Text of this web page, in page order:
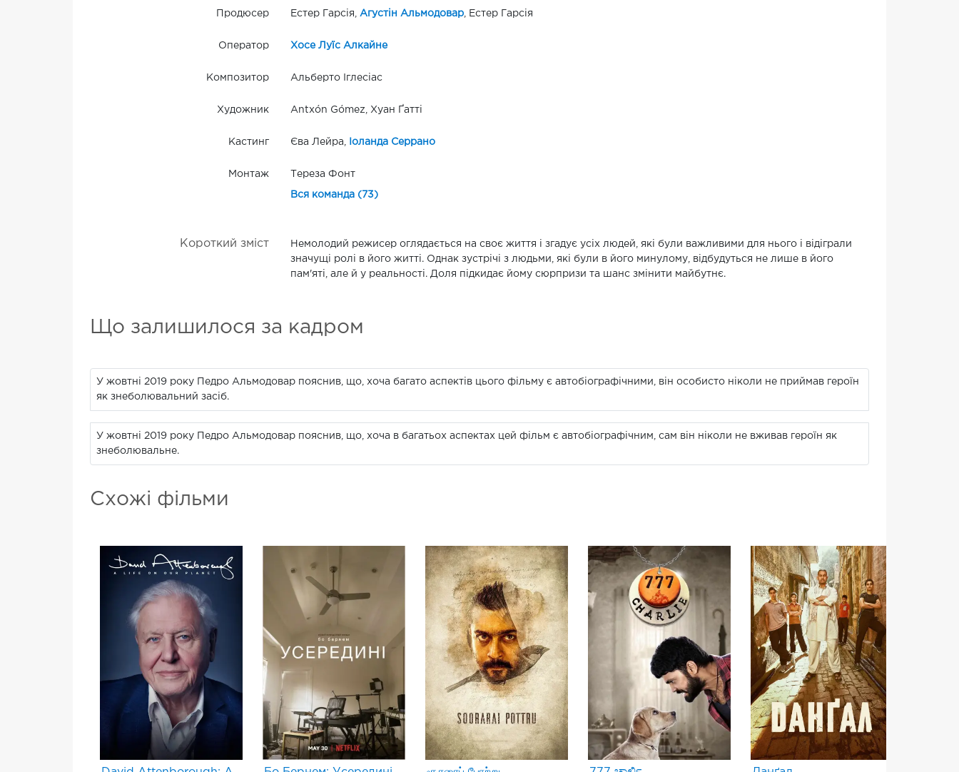
Продюсер Естер Гарсія, Агустін Альмодовар, Естер Гарсія
Оператор Хосе Луїс Алкайне
Композитор Альберто Іглесіас
Художник Antxón Gómez, Хуан Ґатті
Кастинг Єва Лейра, Іоланда Серрано
Монтаж Тереза Фонт
Вся команда (73)
Короткий зміст
Немолодий режисер оглядається на своє життя і згадує усіх людей, які були важливими для нього і відіграли
значущі ролі в його житті. Однак зустрічі з людьми, які були в його минулому, відбудуться не лише в його
пам'яті, але й у реальності. Доля підкидає йому сюрпризи та шанс змінити майбутнє.
Що залишилося за кадром
У жовтні 2019 року Педро Альмодовар пояснив, що, хоча багато аспектів цього фільму є автобіографічними, він особисто ніколи не приймав героїн
як знеболювальний засіб.
У жовтні 2019 року Педро Альмодовар пояснив, що, хоча в багатьох аспектах цей фільм є автобіографічним, сам він ніколи не вживав героїн як
знеболювальне.
Схожі фільми